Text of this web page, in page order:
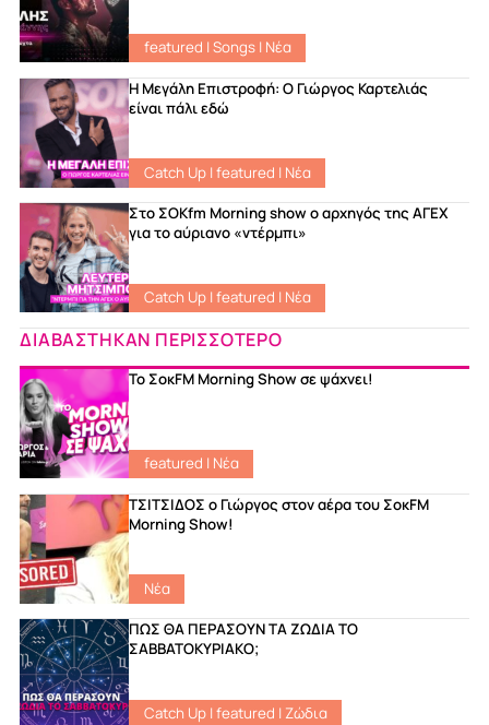
featured |Songs| Νέα
Η Μεγάλη Επιστροφή: Ο Γιώργος Καρτελιάς
είναι πάλι εδώ
Catch Up|featured | Νέα
Στο ΣΟKfm Morning show ο αρχηγός της ΑΓΕΧ
για το αύριανο «ντέρμπι»
Catch Up|featured | Νέα
ΔΙΑΒΑΣΤΗΚΑΝ ΠΕΡΙΣΣΟΤΕΡΟ
Το ΣοκFM Morning Show σε ψάχνει!
featured | Νέα
ΤΣΙΤΣΙΔΟΣ ο Γιώργος στον αέρα του ΣοκFM
Morning Show!
Νέα
ΠΩΣ ΘΑ ΠΕΡΑΣΟΥΝ ΤΑ ΖΩΔΙΑ ΤΟ
ΣΑΒΒΑΤΟΚΥΡΙΑΚΟ;
Catch Up|featured | Ζώδια